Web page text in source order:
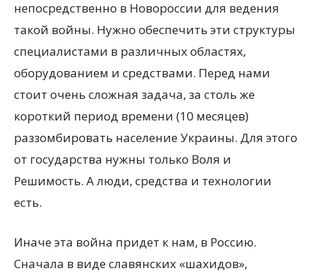
непосредственно в Новороссии для ведения
такой войны. Нужно обеспечить эти структуры
специалистами в различных областях,
оборудованием и средствами. Перед нами
стоит очень сложная задача, за столь же
короткий период времени (10 месяцев)
раззомбировать население Украины. Для этого
от государства нужны только Воля и
Решимость. А люди, средства и технологии
есть.
Иначе эта война придет к нам, в Россию.
Сначала в виде славянских «шахидов»,